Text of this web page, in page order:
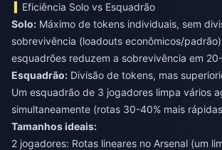
Eficiência Solo vs Esquadrão
Solo: Máximo de tokens individuais, sem
sobrevivência (loadouts econômicos/
esquadrões reduzem a sobrevivência em
Esquadrão: Divisão de tokens, mas
Um esquadrão de 3 jogadores limpa vários
simultaneamente (rotas 30-40% mais
Tamanhos ideais:
2 jogadores: Rotas lineares no Arsenal (um